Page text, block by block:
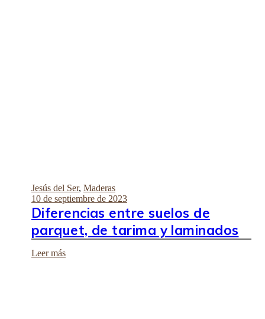
Jesús del Ser, Maderas
10 de septiembre de 2023
Diferencias entre suelos de
parquet, de tarima y laminados
Leer más